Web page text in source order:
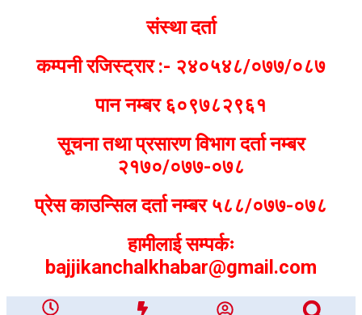
संस्था दर्ता
कम्पनी रजिस्ट्रार :- २४०५४८/०७७/०८७
पान नम्बर ६०९७८२९६१
सूचना तथा प्रसारण विभाग दर्ता नम्बर
२१७०/०७७-०७८
प्रेस काउन्सिल दर्ता नम्बर ५८८/०७७-०७८
हामीलाई सम्पर्कः
bajjikanchalkhabar@gmail.com